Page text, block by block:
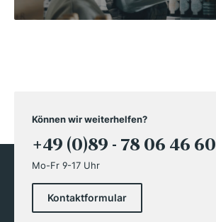
Können wir weiterhelfen?
+49 (0)89 - 78 06 46 60
Mo-Fr 9-17 Uhr
Kontaktformular